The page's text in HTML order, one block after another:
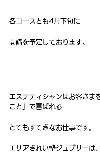
各コースとも4月下旬に
開講を予定しております。
エステティシャンはお客さま
こと」で喜ばれる
とてもすてきなお仕事です。
エリアきれい塾ジュブリーは